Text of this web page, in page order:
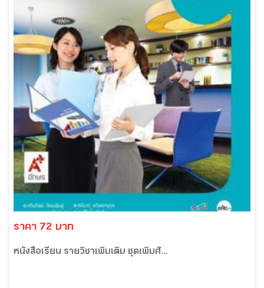
ราคา 72 บาท
หนังสือเรียน รายวิชาเพิ่มเติม ชุดเพิ่มศั...